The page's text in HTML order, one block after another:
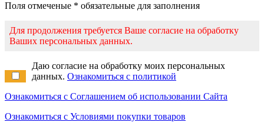
Поля отмеченые * обязательные для заполнения
Для продолжения требуется Ваше согласие на обработку
Ваших персональных данных.
Даю согласие на обработку моих персональных
данных. Ознакомиться с политикой
Ознакомиться с Соглашением об использовании Сайта
Ознакомиться с Условиями покупки товаров